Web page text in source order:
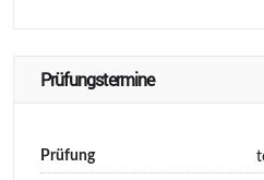
Prüfungstermine